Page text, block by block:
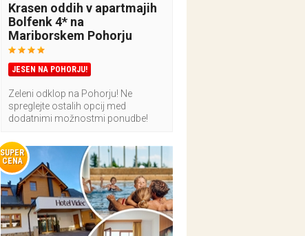
Krasen oddih v apartmajih
Bolfenk 4* na
Mariborskem Pohorju
JESEN NA POHORJU!
Zeleni odklop na Pohorju! Ne
spreglejte ostalih opcij med
dodatnimi možnostmi ponudbe!
SUPER
CENA